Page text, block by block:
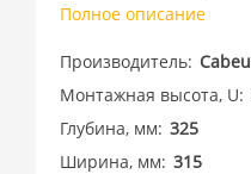
Полное описание
Производитель
Монтажная высота, U
Глубина, мм 325
Ширина, мм 315